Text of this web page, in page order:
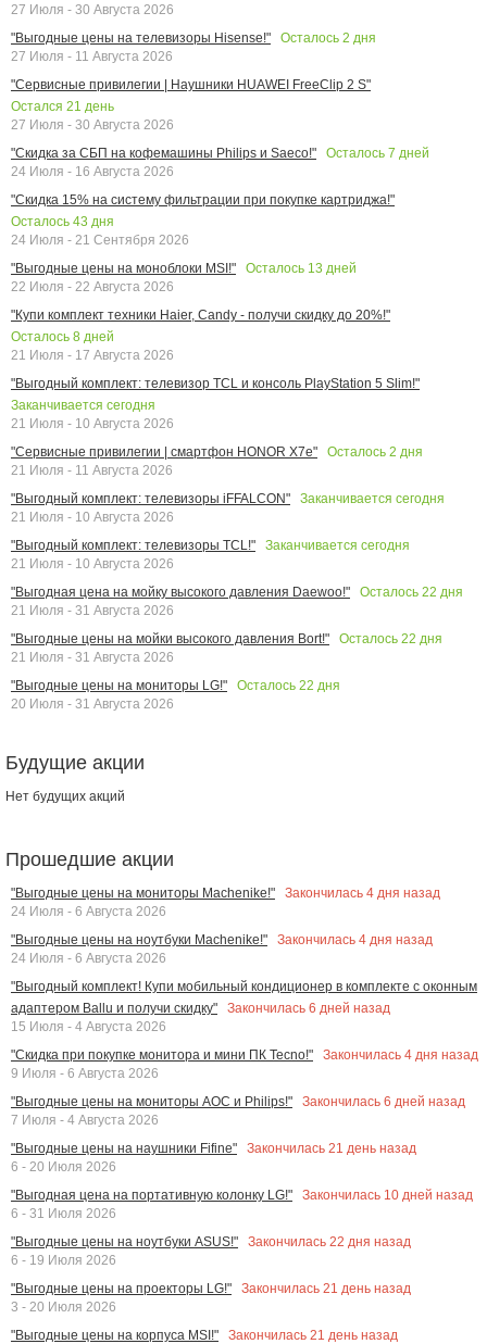
27 Июля - 30 Августа 2026
"Выгодные цены на телевизоры Hisense!"
Осталось 2 дня
27 Июля - 11 Августа 2026
"Сервисные привилегии | Наушники HUAWEI FreeClip 2 S"
Остался 21 день
27 Июля - 30 Августа 2026
"Скидка за СБП на кофемашины Philips и Saeco!"
Осталось 7 дней
24 Июля - 16 Августа 2026
"Скидка 15% на систему фильтрации при покупке картриджа!"
Осталось 43 дня
24 Июля - 21 Сентября 2026
"Выгодные цены на моноблоки MSI!"
Осталось 13 дней
22 Июля - 22 Августа 2026
"Купи комплект техники Haier, Candy - получи скидку до 20%!"
Осталось 8 дней
21 Июля - 17 Августа 2026
"Выгодный комплект: телевизор TCL и консоль PlayStation 5 Slim!"
Заканчивается сегодня
21 Июля - 10 Августа 2026
"Сервисные привилегии | смартфон HONOR X7e"
Осталось 2 дня
21 Июля - 11 Августа 2026
"Выгодный комплект: телевизоры iFFALCON"
Заканчивается сегодня
21 Июля - 10 Августа 2026
"Выгодный комплект: телевизоры TCL!"
Заканчивается сегодня
21 Июля - 10 Августа 2026
"Выгодная цена на мойку высокого давления Daewoo!"
Осталось 22 дня
21 Июля - 31 Августа 2026
"Выгодные цены на мойки высокого давления Bort!"
Осталось 22 дня
21 Июля - 31 Августа 2026
"Выгодные цены на мониторы LG!"
Осталось 22 дня
20 Июля - 31 Августа 2026
Будущие акции
Нет будущих акций
Прошедшие акции
"Выгодные цены на мониторы Machenike!" Закончилась 4 дня назад
24 Июля - 6 Августа 2026
"Выгодные цены на ноутбуки Machenike!"
Закончилась 4 дня назад
24 Июля - 6 Августа 2026
"Выгодный комплект! Купи мобильный кондиционер в комплекте с оконным
адаптером Ballu и получи скидку"
Закончилась 6 дней назад
15 Июля - 4 Августа 2026
"Скидка при покупке монитора и мини ПК Tecno!"
Закончилась 4 дня назад
9 Июля - 6 Августа 2026
"Выгодные цены на мониторы AOC и Philips!"
Закончилась 6 дней назад
7 Июля - 4 Августа 2026
"Выгодные цены на наушники Fifine"
Закончилась 21 день назад
6 - 20 Июля 2026
"Выгодная цена на портативную колонку LG!"
Закончилась 10 дней назад
6 - 31 Июля 2026
"Выгодные цены на ноутбуки ASUS!"
Закончилась 22 дня назад
6 - 19 Июля 2026
"Выгодные цены на проекторы LG!"
Закончилась 21 день назад
3 - 20 Июля 2026
"Выгодные цены на корпуса MSI!"
Закончилась 21 день назад